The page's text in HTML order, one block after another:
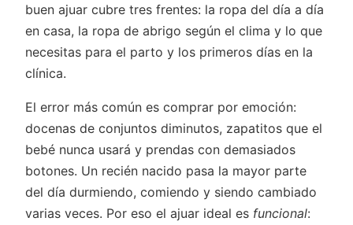
buen ajuar cubre tres frentes: la ropa del día a día
en casa, la ropa de abrigo según el clima y lo que
necesitas para el parto y los primeros días en la
clínica.
El error más común es comprar por emoción:
docenas de conjuntos diminutos, zapatitos que el
bebé nunca usará y prendas con demasiados
botones. Un recién nacido pasa la mayor parte
del día durmiendo, comiendo y siendo cambiado
varias veces. Por eso el ajuar ideal es funcional: